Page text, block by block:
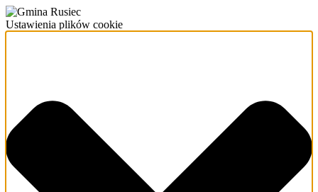
Ustawienia plików cookie